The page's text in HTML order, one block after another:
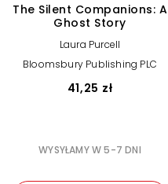
The Silent Companions: A
Ghost Story
Laura Purcell
Bloomsbury Publishing PLC
41,25 zł
WYSYŁAMY W 5-7 DNI